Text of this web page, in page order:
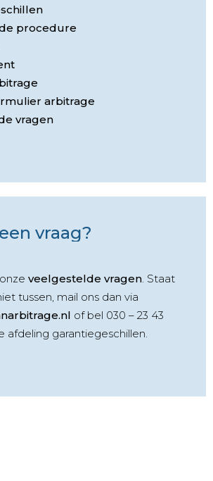
procedure
arbitrage
vragen
vraag?
veelgestelde vragen. Staat
tussen, mail ons dan via
of bel 030 – 23 43
afdeling garantiegeschillen.